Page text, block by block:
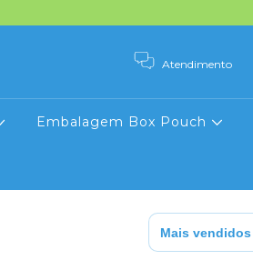
Atendimento
Embalagem Box Pouch